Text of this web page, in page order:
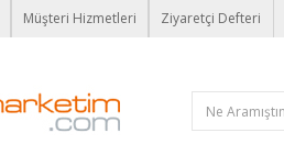
Müşteri Hizmetleri Ziyaretçi Defteri